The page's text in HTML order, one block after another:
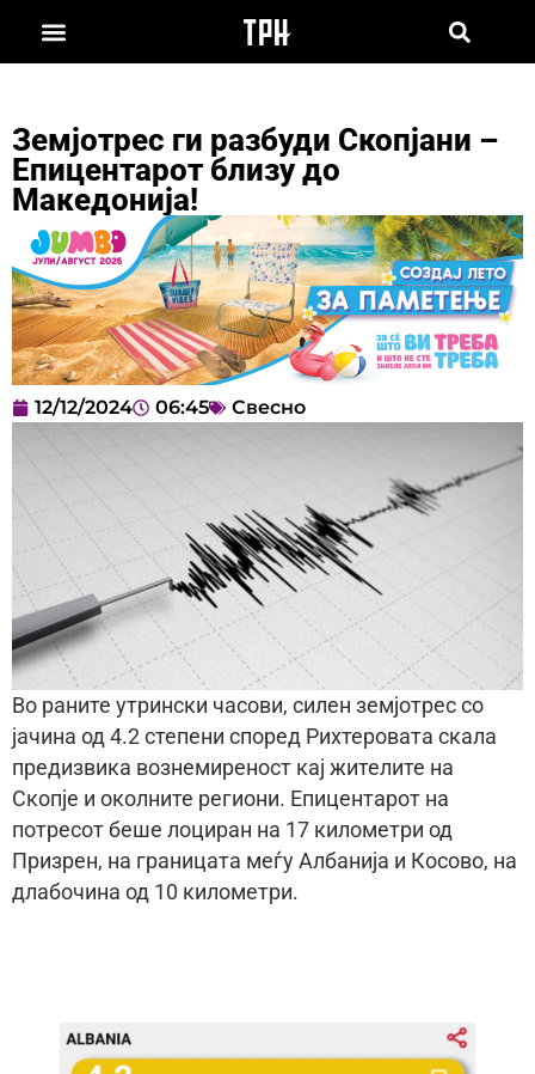
Земјотрес ги разбуди Скопјани –
Епицентарот близу до
Македонија!
12/12/2024 06:45 Свесно
Во раните утрински часови, силен земјотрес со
јачина од 4.2 степени според Рихтеровата скала
предизвика вознемиреност кај жителите на
Скопје и околните региони. Епицентарот на
потресот беше лоциран на 17 километри од
Призрен, на границата меѓу Албанија и Косово, на
длабочина од 10 километри.